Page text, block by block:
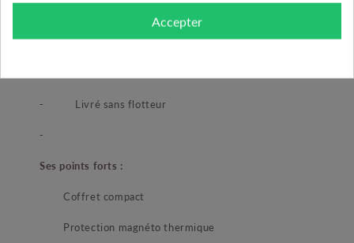
Déclenchement d’une alarme : Absence de
d’alimentation, disjonction ou niveau trop élevé
- Livré sans flotteur
-
Ses points forts :
Coffret compact
Protection magnéto thermique
Accepter